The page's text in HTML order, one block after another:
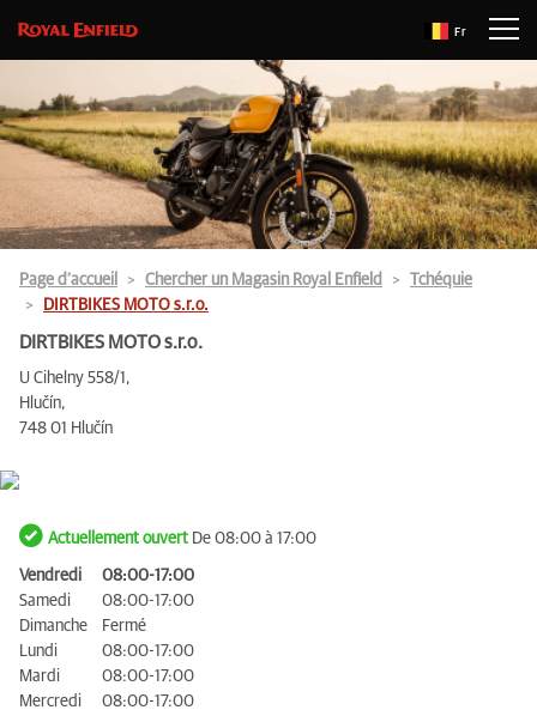
Fr
Page d’accueil Chercher un Magasin Royal Enfield
Tchéquie
DIRTBIKES MOTO s.r.o.
DIRTBIKES MOTO s.r.o.
U Cihelny 558/1,
Hlučín,
748 01 Hlučín
Actuellement ouvert De 08:00 à 17:00
Vendredi
08:00-17:00
Samedi
08:00-17:00
Dimanche
Fermé
Lundi
08:00-17:00
Mardi
08:00-17:00
Mercredi
08:00-17:00